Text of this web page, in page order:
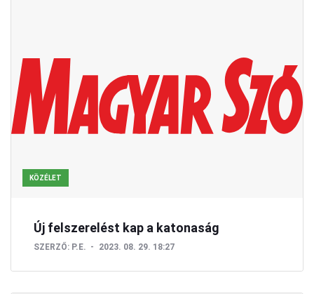
KÖZÉLET
Új felszerelést kap a katonaság
SZERZŐ: P.E. 2023. 08. 29. 18:27